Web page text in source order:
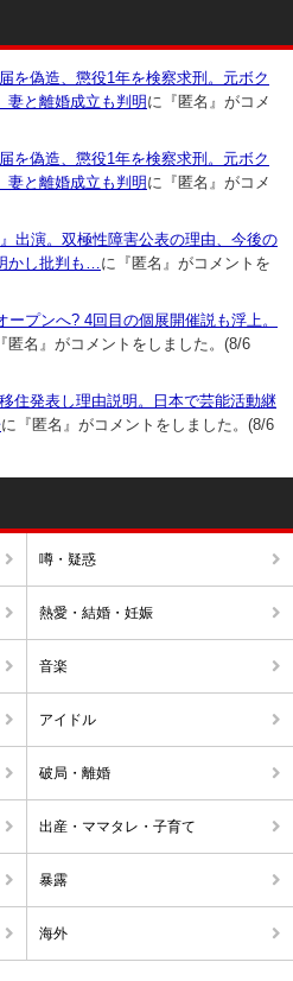
を偽造、懲役1年を検察求刑。元ボク
妻と離婚成立も判明 に『匿名』がコメ
を偽造、懲役1年を検察求刑。元ボク
妻と離婚成立も判明 に『匿名』がコメ
出演。双極性障害公表の理由、今後の
かし批判も… に『匿名』がコメントを
プンへ? 4回目の個展開催説も浮上。
匿名』がコメントをしました。(8/6
住発表し理由説明。日本で芸能活動継
に『匿名』がコメントをしました。(8/6
噂・疑惑
熱愛・結婚・妊娠
音楽
アイドル
破局・離婚
出産・ママタレ・子育て
暴露
海外